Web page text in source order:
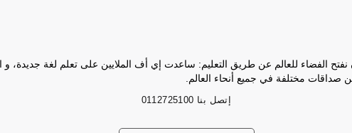
نفتح الفضاء للعالم عن طريق التعليم: ساعدت إي أف الملايين على تعلم لغة جديدة،
صداقات مختلفة في جميع أنحاء العالم.
إتصل بنا 0112725100